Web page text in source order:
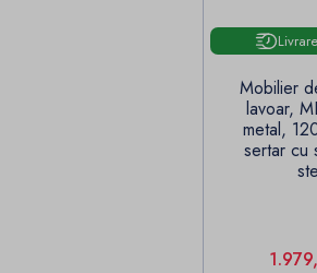
Mobilier
lavoar,
metal,
sertar cu
Pret